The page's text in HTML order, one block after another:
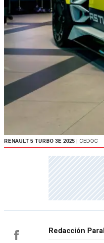
RENAULT 5 TURBO 3E 2025 | CEDOC
Redacción